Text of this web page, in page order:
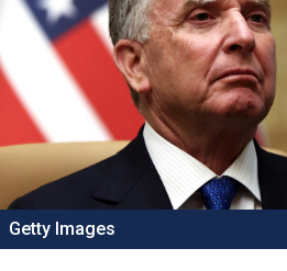
Getty Images